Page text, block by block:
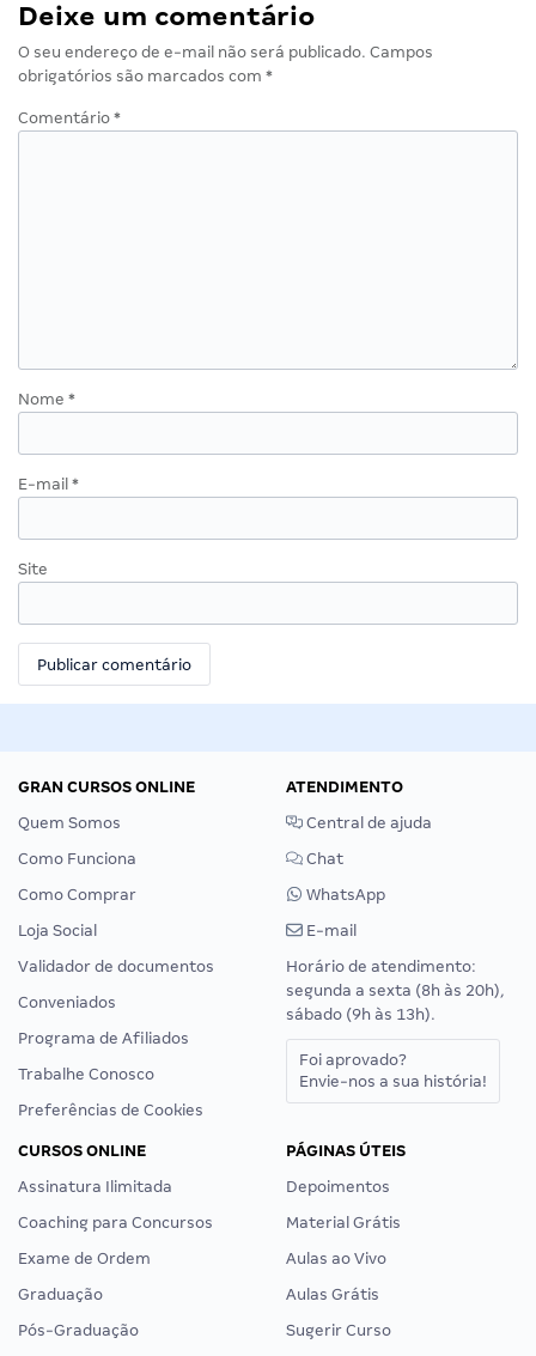
Deixe um comentário
O seu endereço de e-mail não será publicado. Campos
obrigatórios são marcados com *
Comentário *
Nome *
E-mail *
Site
GRAN CURSOS ONLINE
Quem Somos
Como Funciona
Como Comprar
Loja Social
Validador de documentos
Conveniados
Programa de Afiliados
Trabalhe Conosco
Preferências de Cookies
ATENDIMENTO
Central de ajuda
Chat
WhatsApp
E-mail
Horário de atendimento:
segunda a sexta (8h às 20h),
sábado (9h às 13h).
Foi aprovado?
Envie-nos a sua história!
CURSOS ONLINE
Assinatura Ilimitada
Coaching para Concursos
Exame de Ordem
Graduação
Pós-Graduação
PÁGINAS ÚTEIS
Depoimentos
Material Grátis
Aulas ao Vivo
Aulas Grátis
Sugerir Curso